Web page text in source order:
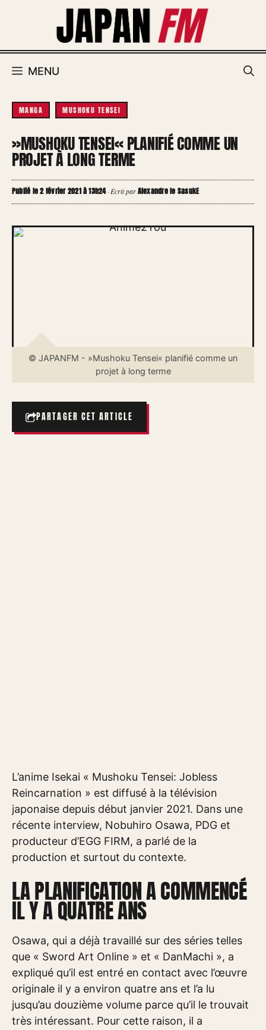
MENU
MANGA MUSHOKU TENSEI
»MUSHOKU TENSEI« PLANIFIÉ COMME UN
PROJET À LONG TERME
Publié le 2 février 2021 à 13h24 · Écrit parAlexandre le SasukE
© JAPANFM - »Mushoku Tensei« planifié comme un
projet à long terme
PARTAGER CET ARTICLE
L’anime Isekai « Mushoku Tensei: Jobless
Reincarnation » est diffusé à la télévision
japonaise depuis début janvier 2021. Dans une
récente interview, Nobuhiro Osawa, PDG et
producteur d’EGG FIRM, a parlé de la
production et surtout du contexte.
LA PLANIFICATION A COMMENCÉ
IL Y A QUATRE ANS
Osawa, qui a déjà travaillé sur des séries telles
que « Sword Art Online » et « DanMachi », a
expliqué qu’il est entré en contact avec l’œuvre
originale il y a environ quatre ans et l’a lu
jusqu’au douzième volume parce qu’il le trouvait
très intéressant. Pour cette raison, il a